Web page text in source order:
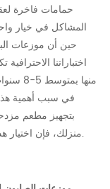
حمامات فاخرة
المشاكل في خيار
حين أن موزعات
اختباراتنا
منها
في سبب أهمية
بتجهيز مطعم
منزلك، فإن اختيار هذه المادة يؤثر على تجربتك اليومية أكثر مما تدرك.